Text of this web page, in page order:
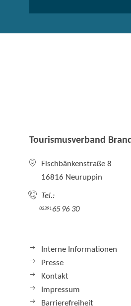
Tourismusverband
Fischbänkenstraße 8
16816 Neuruppin
Tel.:
0339165 96 30
Interne Informationen
Presse
Kontakt
Impressum
Barrierefreiheit